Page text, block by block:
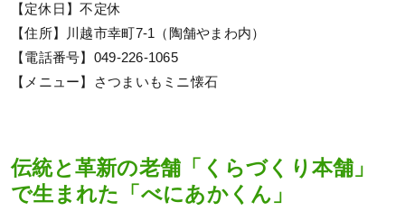
【定休日】不定休
【住所】川越市幸町7-1（陶舗やまわ内）
【電話番号】049-226-1065
【メニュー】さつまいもミニ懐石
伝統と革新の老舗「くらづくり本舗」
で生まれた「べにあかくん」